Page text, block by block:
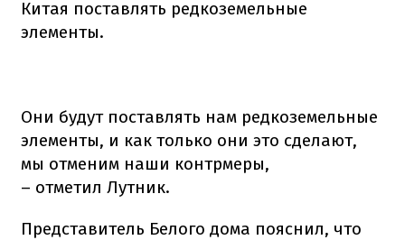
Китая поставлять редкоземельные
элементы.
Они будут поставлять нам редкоземельные
элементы, и как только они это сделают,
мы отменим наши контрмеры,
– отметил Лутник.
Представитель Белого дома пояснил, что